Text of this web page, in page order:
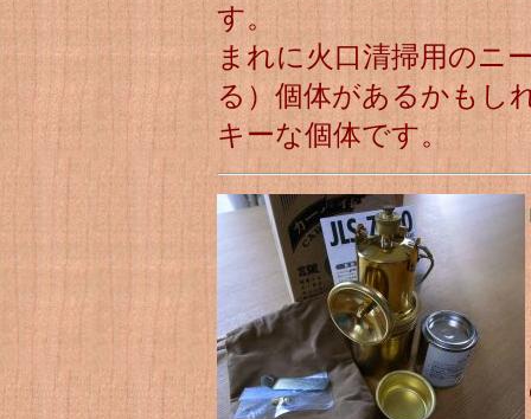
す。
まれに火口清掃用のニ
る）個体があるかもし
キーな個体です。